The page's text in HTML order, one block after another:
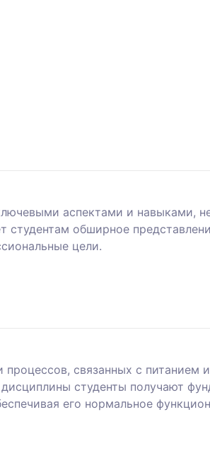
аспектами и навыками,
обширное
цели.
связанных с питанием
студенты получают
его нормальное